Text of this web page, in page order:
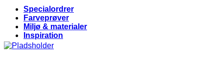
Specialordrer
Farveprøver
Miljø & materialer
Inspiration